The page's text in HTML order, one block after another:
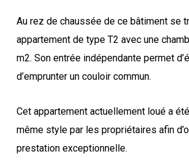
Au rez de chaussée de ce bâtiment se
appartement de type T2 avec une
m2. Son entrée indépendante permet
d’emprunter un couloir commun.
Cet appartement actuellement loué a
même style par les propriétaires afin
prestation exceptionnelle.